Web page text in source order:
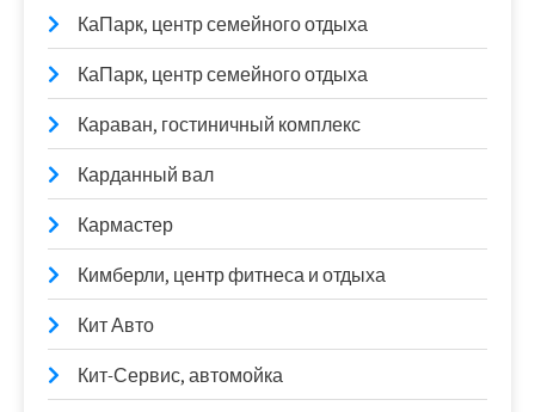
КаПарк, центр семейного отдыха
КаПарк, центр семейного отдыха
Караван, гостиничный комплекс
Карданный вал
Кармастер
Кимберли, центр фитнеса и отдыха
Кит Авто
Кит-Сервис, автомойка